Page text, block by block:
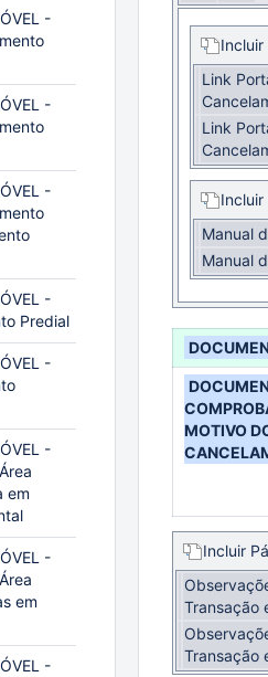
Incluir
Link
Link
Incluir
Manual
Manual
MOTIVO
Incluir
Transação
Transação
-
-
-
-
Predial
-
-
em
-
em
-